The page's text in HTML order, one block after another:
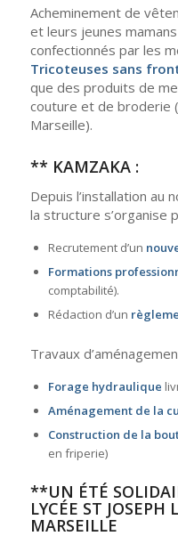
Acheminement de
et leurs jeunes
confectionnés par les
Tricoteuses sans
que des produits de
couture et de broderie
Marseille).
** KAMZAKA :
Depuis l’installation au
la structure s’organise
Recrutement d’un
Formations
comptabilité).
Rédaction d’un
Travaux
Forage hydraulique
Aménagement de la
Construction de la
en friperie)
**UN ÉTÉ
LYCÉE ST JOSEPH
MARSEILLE